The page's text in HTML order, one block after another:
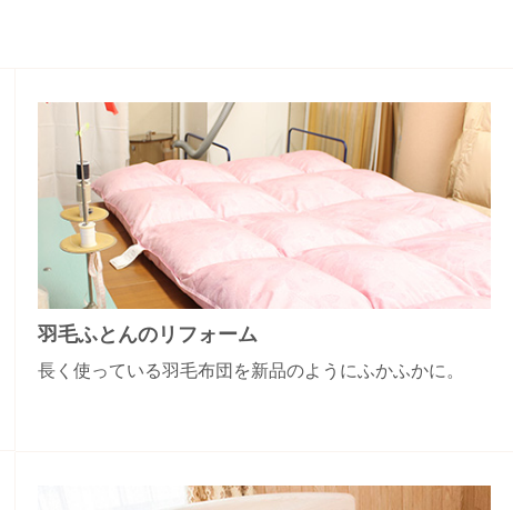
羽毛ふとんのリフォーム
長く使っている羽毛布団を新品のようにふかふかに。